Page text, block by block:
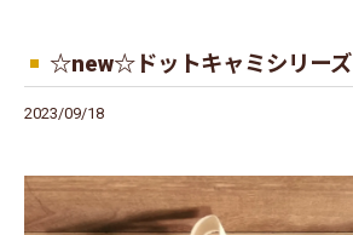
☆new☆ドットキャミシリーズ
2023/09/18